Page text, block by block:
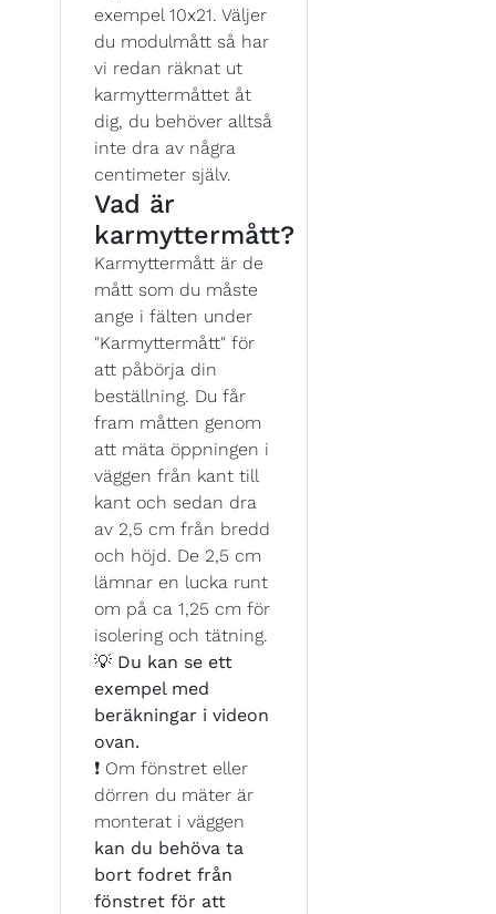
exempel 10x21. Väljer
du modulmått så har
vi redan räknat ut
karmyttermåttet åt
dig, du behöver alltså
inte dra av några
centimeter själv.
Vad är
karmyttermått?
Karmyttermått är de
mått som du måste
ange i fälten under
"Karmyttermått" för
att påbörja din
beställning. Du får
fram måtten genom
att mäta öppningen i
väggen från kant till
kant och sedan dra
av 2,5 cm från bredd
och höjd. De 2,5 cm
lämnar en lucka runt
om på ca 1,25 cm för
isolering och tätning.
💡 Du kan se ett
exempel med
beräkningar i videon
ovan.
❗ Om fönstret eller
dörren du mäter är
monterat i väggen
kan du behöva ta
bort fodret från
fönstret för att